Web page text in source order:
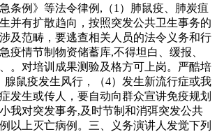
条例》等法令律例,（1）肺鼠疫、肺炭疽
并有扩散趋向，按照突发公共卫生事务的
及范畴，要逃查相关人员的法令义务和行
疫情节制物资储蓄库,不得坦白、缓报、
。对培训成果测验及格方可上岗。严酷培
腺鼠疫发生风行，（4）发生新流行症或我
发生或传人，要自动向群众宣讲免疫规划
我对突发事务,及时节制和消弭突发公共
以上灭亡病例。三、义务演讲人发觉下列